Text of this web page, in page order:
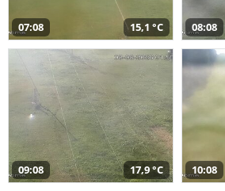
07:08 15,1 °C 08:08
09:08 17,9 °C 10:08